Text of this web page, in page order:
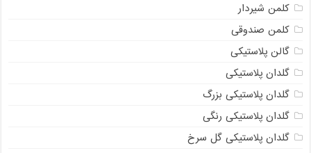
کلمن شیردار
کلمن صندوقی
گالن پلاستیکی
گلدان پلاستیکی
گلدان پلاستیکی بزرگ
گلدان پلاستیکی رنگی
گلدان پلاستیکی گل سرخ